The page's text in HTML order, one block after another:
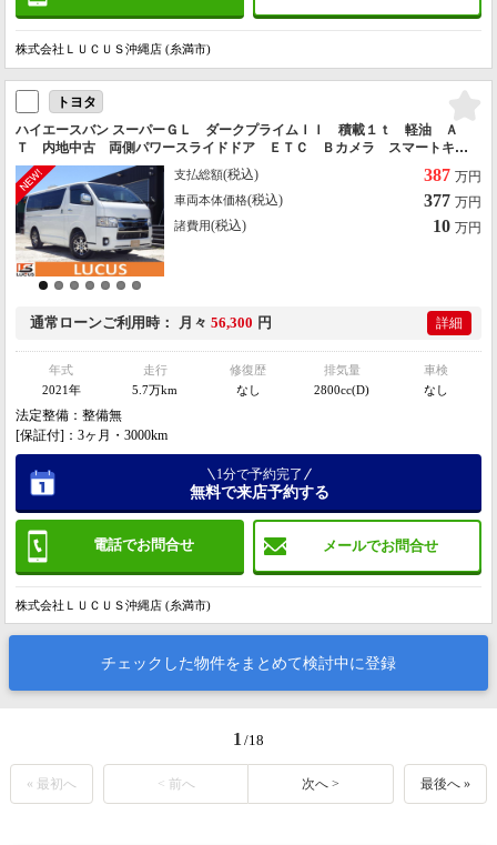
株式会社ＬＵＣＵＳ沖縄店 (糸満市)
トヨタ
ハイエースバン スーパーＧＬ ダークプライムＩＩ 積載１ｔ 軽油 Ａ
Ｔ 内地中古 両側パワースライドドア ＥＴＣ Ｂカメラ スマートキ
ー Ｂｌｕｅｔｏｏｔｈ ラジオ ＣＤ ナビ ＴＶ ＬＥＤヘッドライ
ト ハーフーレザーシート 車線逸脱警報スイッチ
支払総額(税込) 387 万円
車両本体価格(税込) 377 万円
諸費用(税込) 10 万円
通常ローンご利用時 月々 56,300 円 詳細
年式
2021年
走行
5.7万km
修復歴
なし
排気量
2800cc(D)
車検
なし
法定整備：整備無
[保証付]：3ヶ月・3000km
電話でお問合せ メールでお問合せ
1分で予約完了
無料で来店予約する
株式会社ＬＵＣＵＳ沖縄店 (糸満市)
チェックした物件をまとめて検討中に登録
1 /18
« 最初へ < 前へ 次へ > 最後へ »